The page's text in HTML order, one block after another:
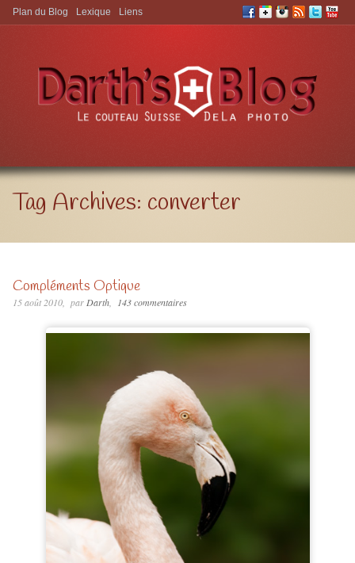
Aller à:
Plan du Blog Lexique Liens
Tag Archives: converter
Compléments Optique
15 août 2010 parDarth 143 commentaires